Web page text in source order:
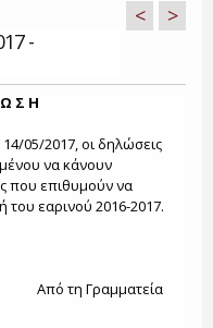
-
< >
Σ Η
05/2017, οι δηλώσεις
να κάνουν
που επιθυμούν να
του εαρινού 2016-2017.